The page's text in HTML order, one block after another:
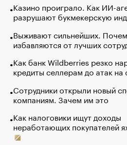
Казино проиграло. Как ИИ-
разрушают букмекерскую
Выживают сильнейших.
избавляются от лучших
Как банк Wildberries резко
кредиты селлерам до атак на
Сотрудники открыли новый
компаниям. Зачем им это
Как налоговики ищут доходы
неработающих покупателей